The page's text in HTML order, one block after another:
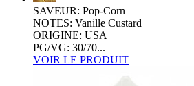
Pods & Formats Poche
SAVEUR: Pop-Corn
NOTES: Vanille Custard
ORIGINE: USA
PG/VG: 30/70...
VOIR LE PRODUIT